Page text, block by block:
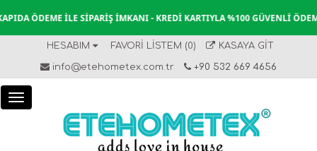
ÖDEME İLE SIPARIŞ İMKANI - KREDI KARTIYLA %100 GÜVENLI ÖDEME
HESABIM FAVORI LISTEM (0) KASAYA GIT
info@etehometex.com.tr +90 532 669 4656